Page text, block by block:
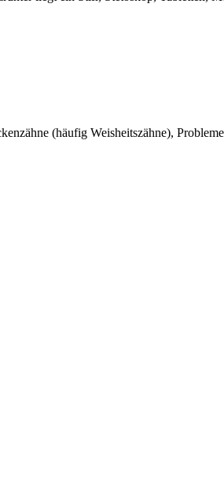
(häufig Weisheitszähne),